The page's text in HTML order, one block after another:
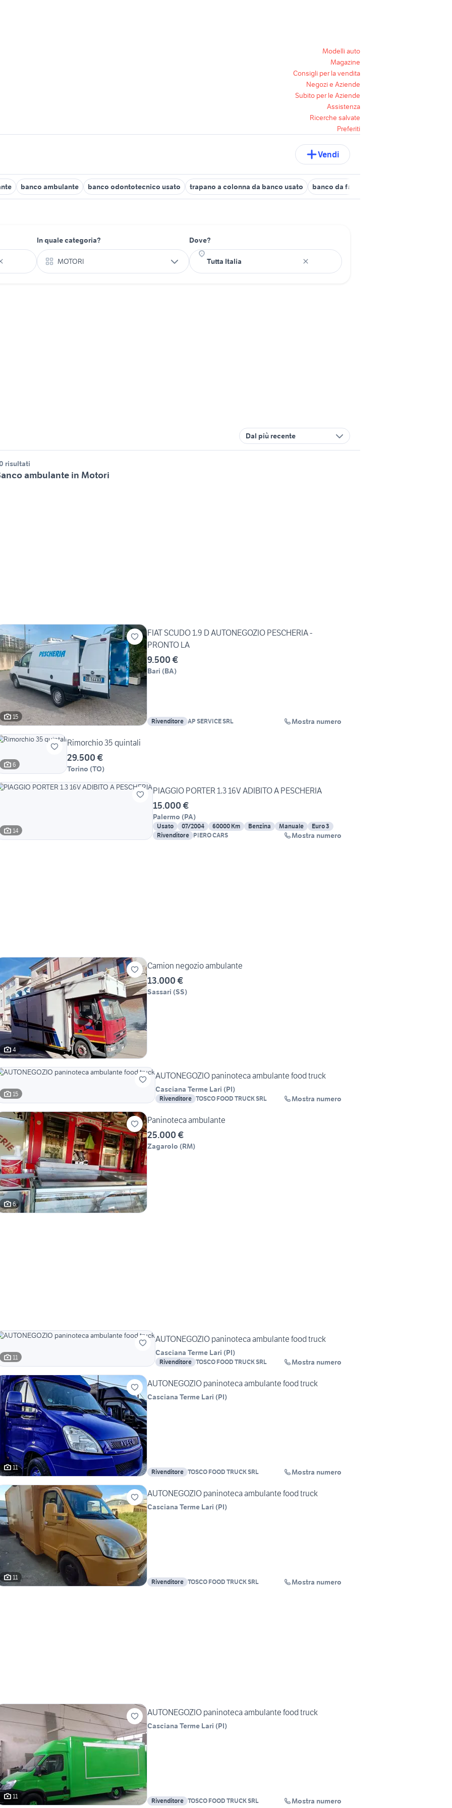
Modelli auto
Magazine
Consigli per la vendita
Negozi e Aziende
Subito per le Aziende
Assistenza
Ricerche salvate
Preferiti
Vendi
banco ambulante banco odontotecnico usato trapano a colonna da banco usato banco da falegname
In quale categoria?
MOTORI
Dove?
Dal più recente
risultati
ambulante in Motori
15
FIAT SCUDO 1.9 D AUTONEGOZIO PESCHERIA -
PRONTO LA
9.500 €
Bari (BA)
Rivenditore AP SERVICE SRL Mostra numero
6
Rimorchio 35 quintali
29.500 €
Torino (TO)
14
PIAGGIO PORTER 1.3 16V ADIBITO A PESCHERIA
15.000 €
Palermo (PA)
Usato 07/2004 60000 Km Benzina Manuale
Euro 3
Rivenditore PIERO CARS Mostra numero
4
Camion negozio ambulante
13.000 €
Sassari (SS)
15
AUTONEGOZIO paninoteca ambulante food truck
Casciana Terme Lari (PI)
Rivenditore TOSCO FOOD TRUCK SRL Mostra numero
6
Paninoteca ambulante
25.000 €
Zagarolo (RM)
11
AUTONEGOZIO paninoteca ambulante food truck
Casciana Terme Lari (PI)
Rivenditore TOSCO FOOD TRUCK SRL Mostra numero
11
AUTONEGOZIO paninoteca ambulante food truck
Casciana Terme Lari (PI)
Rivenditore TOSCO FOOD TRUCK SRL Mostra numero
11
AUTONEGOZIO paninoteca ambulante food truck
Casciana Terme Lari (PI)
Rivenditore TOSCO FOOD TRUCK SRL Mostra numero
11
AUTONEGOZIO paninoteca ambulante food truck
Casciana Terme Lari (PI)
Rivenditore TOSCO FOOD TRUCK SRL Mostra numero